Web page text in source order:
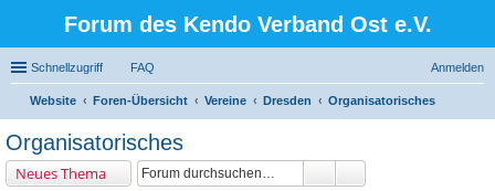
Forum des Kendo Verband Ost e.V.
Schnellzugriff FAQ Anmelden
Website Foren-Übersicht Vereine Dresden
Organisatorisches
Organisatorisches
Neues Thema